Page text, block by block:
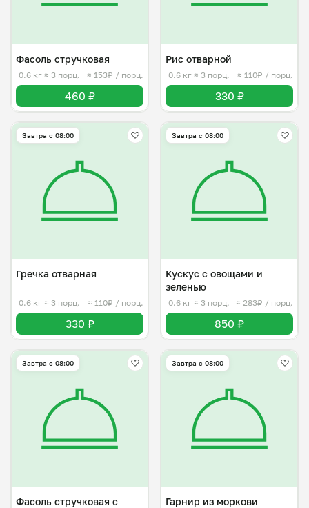
Фасоль стручковая
0.6 кг ≈ 3 порц. ≈ 153₽ / порц.
460 ₽
Рис отварной
0.6 кг ≈ 3 порц. ≈ 110₽ / порц.
330 ₽
Завтра c 08:00
Гречка отварная
0.6 кг ≈ 3 порц. ≈ 110₽ / порц.
330 ₽
Завтра c 08:00
Кускус с овощами и
зеленью
0.6 кг ≈ 3 порц. ≈ 283₽ / порц.
850 ₽
Завтра c 08:00
Фасоль стручковая с
Завтра c 08:00
Гарнир из моркови